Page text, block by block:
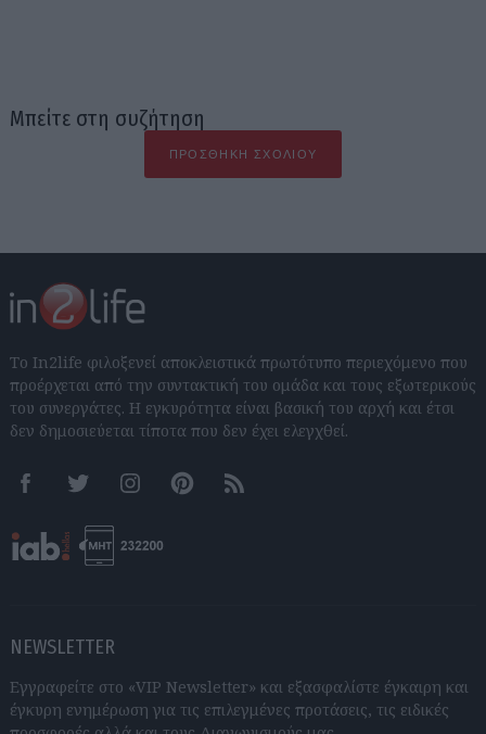
Μπείτε στη συζήτηση
ΠΡΟΣΘΉΚΗ ΣΧΟΛΊΟΥ
Το In2life φιλοξενεί αποκλειστικά πρωτότυπο περιεχόμενο που
προέρχεται από την συντακτική του ομάδα και τους εξωτερικούς
του συνεργάτες. Η εγκυρότητα είναι βασική του αρχή και έτσι
δεν δημοσιεύεται τίποτα που δεν έχει ελεγχθεί.
FacebookTwitter InstagramPinterestRSS feeds
NEWSLETTER
Εγγραφείτε στο «VIP Newsletter» και εξασφαλίστε έγκαιρη και
έγκυρη ενημέρωση για τις επιλεγμένες προτάσεις, τις ειδικές